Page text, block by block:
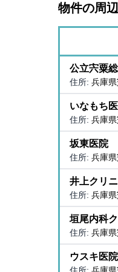
物件の周
公立宍粟
住所: 兵庫
いなもち
住所: 兵庫
坂東医院
住所: 兵庫
井上クリ
住所: 兵庫
垣尾内科
住所: 兵庫
ウスキ医院